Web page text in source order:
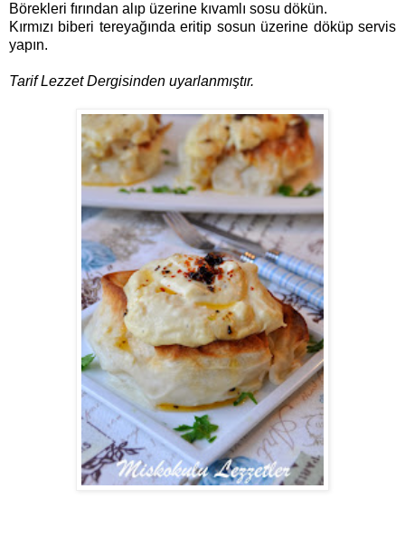
Börekleri fırından alıp üzerine kıvamlı sosu dökün.
Kırmızı biberi tereyağında eritip sosun üzerine döküp servis
yapın.
Tarif Lezzet Dergisinden uyarlanmıştır.